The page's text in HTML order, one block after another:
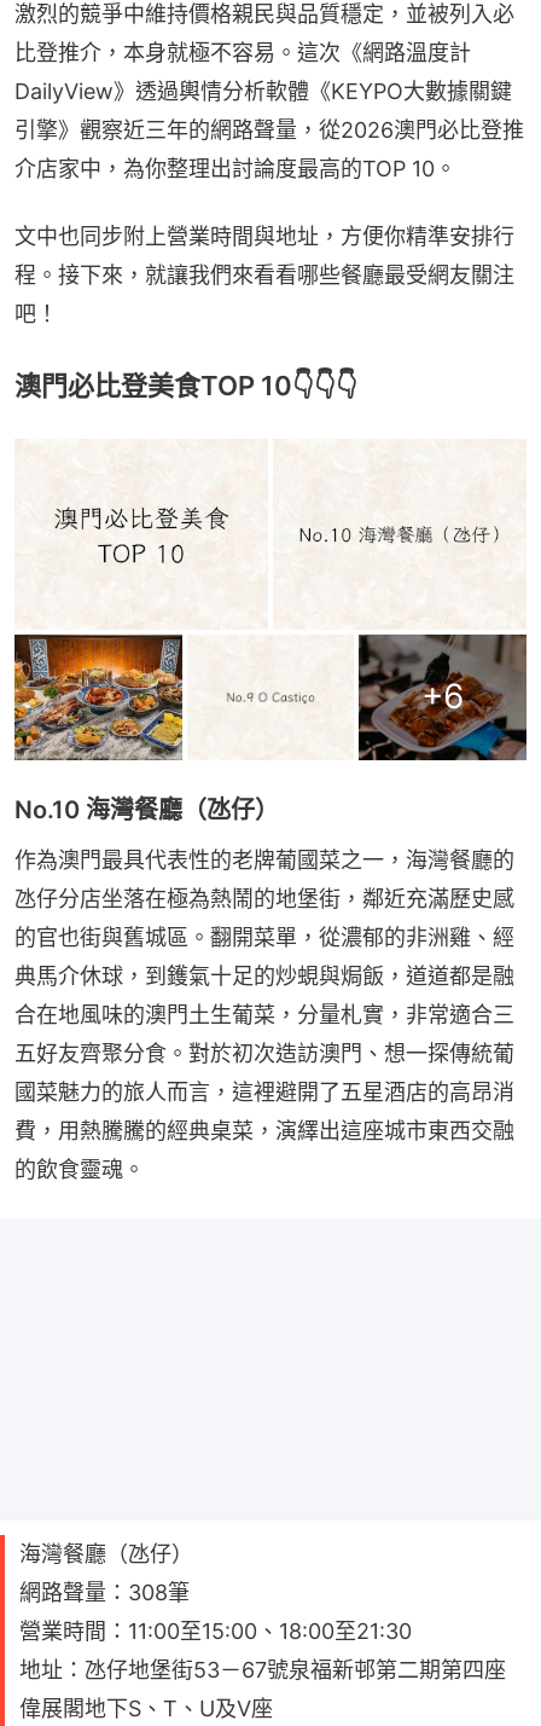
激烈的競爭中維持價格親民與品質穩定，並被列入必
比登推介，本身就極不容易。這次《網路溫度計
DailyView》透過輿情分析軟體《KEYPO大數據關鍵
引擎》觀察近三年的網路聲量，從2026澳門必比登推
介店家中，為你整理出討論度最高的TOP 10。
文中也同步附上營業時間與地址，方便你精準安排行
程。接下來，就讓我們來看看哪些餐廳最受網友關注
吧！
澳門必比登美食TOP 10👇👇👇
+6
No.10 海灣餐廳（氹仔）
作為澳門最具代表性的老牌葡國菜之一，海灣餐廳的
氹仔分店坐落在極為熱鬧的地堡街，鄰近充滿歷史感
的官也街與舊城區。翻開菜單，從濃郁的非洲雞、經
典馬介休球，到鑊氣十足的炒蜆與焗飯，道道都是融
合在地風味的澳門土生葡菜，分量札實，非常適合三
五好友齊聚分食。對於初次造訪澳門、想一探傳統葡
國菜魅力的旅人而言，這裡避開了五星酒店的高昂消
費，用熱騰騰的經典桌菜，演繹出這座城市東西交融
的飲食靈魂。
海灣餐廳（氹仔）
網路聲量：308筆
營業時間：11:00至15:00、18:00至21:30
地址：氹仔地堡街53－67號泉福新邨第二期第四座
偉展閣地下S、T、U及V座